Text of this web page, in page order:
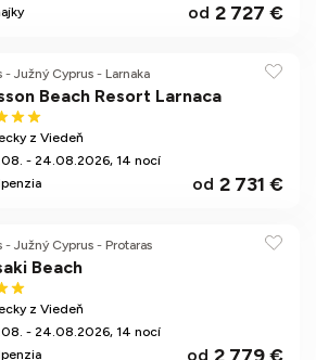
2 727 €
od
- Južný Cyprus - Larnaka
Beach Resort Larnaca
z Viedeň
- 24.08.2026, 14 nocí
2 731 €
od
- Južný Cyprus - Protaras
Beach
z Viedeň
- 24.08.2026, 14 nocí
od